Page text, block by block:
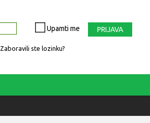
Upamti me PRIJAVA
Zaboravili ste lozinku?